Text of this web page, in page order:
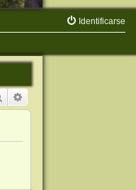
Identificarse
Buscar